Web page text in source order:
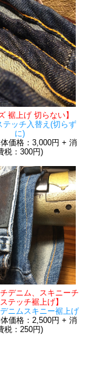
裾上げ 切らない】
テッチ入替え(切らず
に)
価格：3,000円 + 消
税：300円)
チデニム、スキニーチ
テッチ裾上げ】
ニムスキニー裾上げ
価格：2,500円 + 消
税：250円)